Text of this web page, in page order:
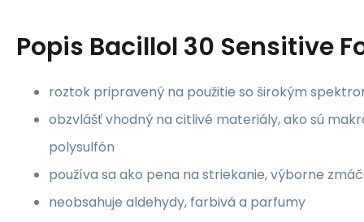
Popis Bacillol 30 Sensitive
roztok pripravený na použitie so širokým
obzvlášť vhodný na citlivé materiály, ako sú
polysulfón
používa sa ako pena na striekanie, výborne
neobsahuje aldehydy, farbivá a parfumy